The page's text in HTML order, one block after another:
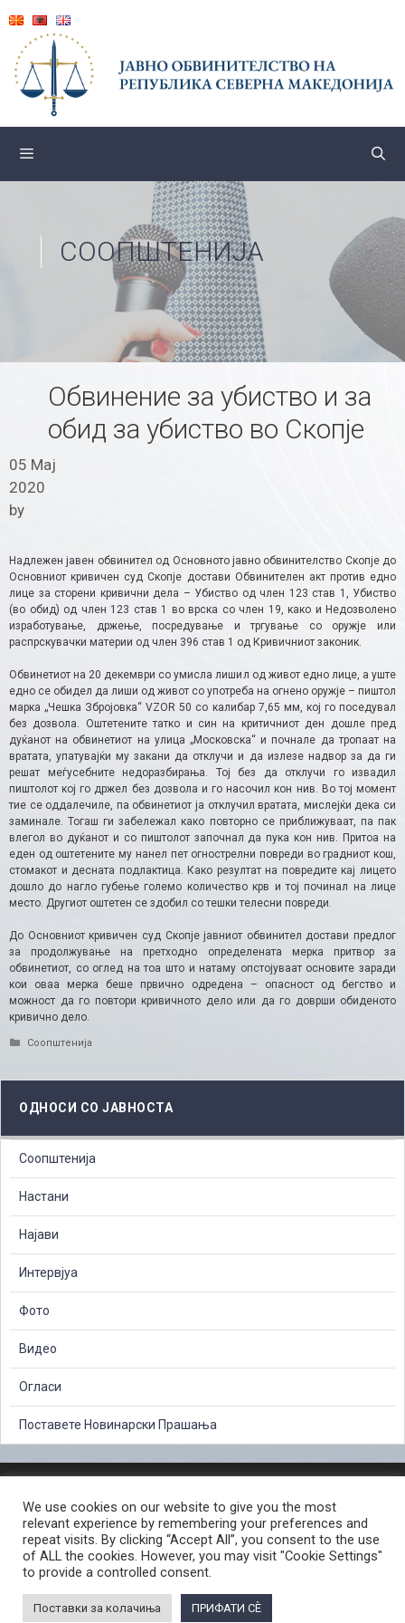
content
СООПШТЕНИЈА
Обвинение за убиство и за
обид за убиство во Скопје
05 Мај
2020
by
Надлежен јавен обвинител од Основното јавно обвинителство Скопје до
Основниот кривичен суд Скопје достави Обвинителен акт против едно
лице за сторени кривични дела – Убиство од член 123 став 1, Убиство
(во обид) од член 123 став 1 во врска со член 19, како и Недозволено
изработување, држење, посредување и тргување со оружје или
распрскувачки материи од член 396 став 1 од Кривичниот законик.
Обвинетиот на 20 декември со умисла лишил од живот едно лице, а уште
едно се обидел да лиши од живот со употреба на огнено оружје – пиштол
марка „Чешка Збројовка“ VZOR 50 со калибар 7,65 мм, кој го поседувал
без дозвола. Оштетените татко и син на критичниот ден дошле пред
дуќанот на обвинетиот на улица „Московска“ и почнале да тропаат на
вратата, упатувајќи му закани да отклучи и да излезе надвор за да ги
решат меѓусебните недоразбирања. Тој без да отклучи го извадил
пиштолот кој го држел без дозвола и го насочил кон нив. Во тој момент
тие се оддалечиле, па обвинетиот ја отклучил вратата, мислејќи дека си
заминале. Тогаш ги забележал како повторно се приближуваат, па пак
влегол во дуќанот и со пиштолот започнал да пука кон нив. Притоа на
еден од оштетените му нанел пет огнострелни повреди во градниот кош,
стомакот и десната подлактица. Како резултат на повредите кај лицето
дошло до нагло губење големо количество крв и тој починал на лице
место. Другиот оштетен се здобил со тешки телесни повреди.
До Основниот кривичен суд Скопје јавниот обвинител достави предлог
за продолжување на претходно определената мерка притвор за
обвинетиот, со оглед на тоа што и натаму опстојуваат основите заради
кои оваа мерка беше првично одредена – опасност од бегство и
можност да го повтори кривичното дело или да го доврши обиденото
кривично дело.
Categories
Соопштенија
ОДНОСИ СО ЈАВНОСТА
Соопштенија
Настани
Најави
Интервјуа
Фото
Видео
Огласи
Поставете Новинарски Прашања
СЛОБОДЕН ПРИСТАП ДО ИНФОРМАЦИИ ОД ЈАВЕН КАРАКТЕР
ПОСТАПКА ЗА ПРИЈАВА НА КРИВИЧНО ДЕЛО
КОРИСНИ ЛИНКОВИ
ПОЛИТИКА ЗА ПРИВАТНОСТ ВЕБ СТРАНИЦА
© 2026 ЈАВНО ОБВИНИТЕЛСТВО НА РЕПУБЛИКА СЕВЕРНА МАКЕДОНИЈА •
We use cookies on our website to give you the most
relevant experience by remembering your preferences and
repeat visits. By clicking “Accept All”, you consent to the use
of ALL the cookies. However, you may visit "Cookie Settings"
to provide a controlled consent.
Поставки за колачиња ПРИФАТИ СÈ